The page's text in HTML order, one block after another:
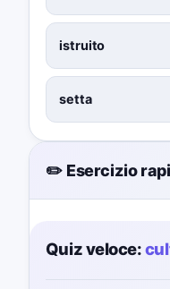
istruito
setta
✏️ Esercizio
Quiz veloce: